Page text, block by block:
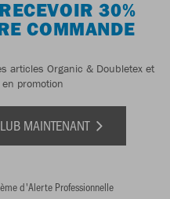
30%
COMMANDE
articles Organic & Doubletex et
promotion
MAINTENANT
d'Alerte Professionnelle